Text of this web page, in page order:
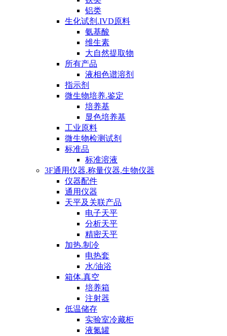
铝类
生化试剂.IVD原料
氨基酸
维生素
大自然提取物
所有产品
液相色谱溶剂
指示剂
微生物培养.鉴定
培养基
显色培养基
工业原料
微生物检测试剂
标准品
标准溶液
3F通用仪器.称量仪器.生物仪器
仪器配件
通用仪器
天平及关联产品
电子天平
分析天平
精密天平
加热.制冷
电热套
水/油浴
箱体.真空
培养箱
注射器
低温储存
实验室冷藏柜
液氮罐